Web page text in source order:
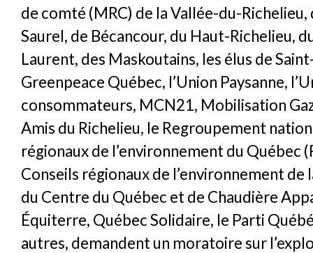
de comté (MRC) de la Vallée-du-
Saurel, de Bécancour, du Haut-Richelieu,
Laurent, des Maskoutains, les élus de
Greenpeace Québec, l’Union Paysanne,
consommateurs, MCN21, Mobilisation
Amis du Richelieu, le Regroupement
régionaux de l’environnement du Québec
Conseils régionaux de l’environnement
du Centre du Québec et de Chaudière
Équiterre, Québec Solidaire, le Parti
autres, demandent un moratoire sur